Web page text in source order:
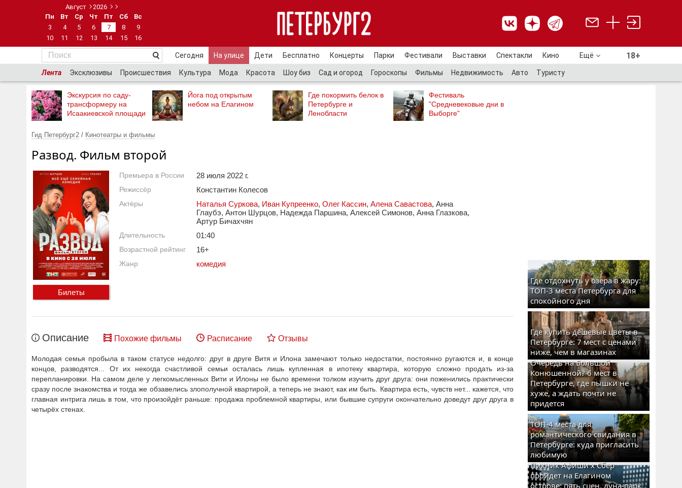
Август
2026
Пн
Вт Ср Чт Пт Сб
Вс
3
4 5 6 7 8
9
10
11 12 13 14 15 16
Сегодня На улице Дети Бесплатно Концерты Парки Фестивали Выставки Спектакли Кино Ещё 18+
Лента Эксклюзивы Происшествия Культура Мода Красота Шоу биз Сад и огород Гороскопы Фильмы Недвижимость Авто Туристу
Экскурсия по саду-
трансформеру на
Исаакиевской площади
Йога под открытым
небом на Елагином
Где покормить белок в
Петербурге и
Ленобласти
Фестиваль
"Средневековые дни в
Выборге"
Гид Петербург2 / Кинотеатры и фильмы
Развод. Фильм второй
Билеты
Премьера в России 28 июля 2022 г.
Режиссёр Константин Колесов
Актёры Наталья Суркова, Иван Купреенко, Олег Кассин, Алена Савастова, Анна
Глаубэ, Антон Шурцов, Надежда Паршина, Алексей Симонов, Анна Глазкова,
Артур Бичахчян
Длительность 01:40
Возрастной рейтинг 16+
Жанр комедия
Описание Похожие фильмы Расписание Отзывы
Молодая семья пробыла в таком статусе недолго: друг в друге Витя и Илона замечают только недостатки, постоянно ругаются и, в конце
концов, разводятся... От их некогда счастливой семьи осталась лишь купленная в ипотеку квартира, которую сложно продать из-за
перепланировки. На самом деле у легкомысленных Вити и Илоны не было времени толком изучить друг друга: они поженились практически
сразу после знакомства и тогда же обзавелись злополучной квартирой, а теперь не знают, как им быть. Квартира есть, чувств нет... кажется, что
главная интрига лишь в том, что произойдёт раньше: продажа проблемной квартиры, или бывшие супруги окончательно доведут друг друга в
четырёх стенах.
Где отдохнуть у озера в жару:
ТОП-3 места Петербурга для
спокойного дня
Где купить дешевые цветы в
Петербурге: 7 мест с ценами
ниже, чем в магазинах
Очередь на Большой
Конюшенной? 6 мест в
Петербурге, где пышки не
хуже, а ждать почти не
придется
ТОП-4 места для
романтического свидания в
Петербурге: куда пригласить
любимую
Пикник Афиши x Сбер
пройдет на Елагином
острове: пять сцен, луна-парк